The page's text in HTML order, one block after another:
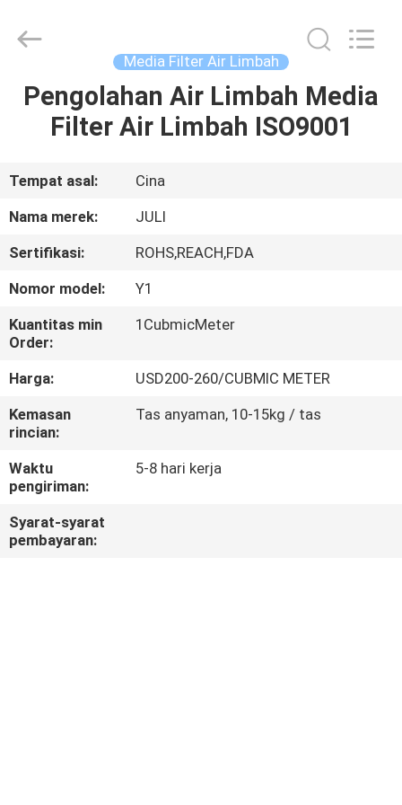
RUMAH
TENTANG
KAMI
TUR
PABRIK
KONTROL
KUALITAS
HUBUNGI
KAMI
Rights
Media Filter Air Limbah
Pengolahan Air Limbah Media
Filter Air Limbah ISO9001
Tempat asal:
Cina
Nama merek:
JULI
Sertifikasi:
ROHS,REACH,FDA
Nomor model:
Y1
Kuantitas min
Order:
1CubmicMeter
Harga:
USD200-260/CUBMIC METER
Kemasan
rincian:
Tas anyaman, 10-15kg / tas
Waktu
pengiriman:
5-8 hari kerja
Syarat-syarat
pembayaran: